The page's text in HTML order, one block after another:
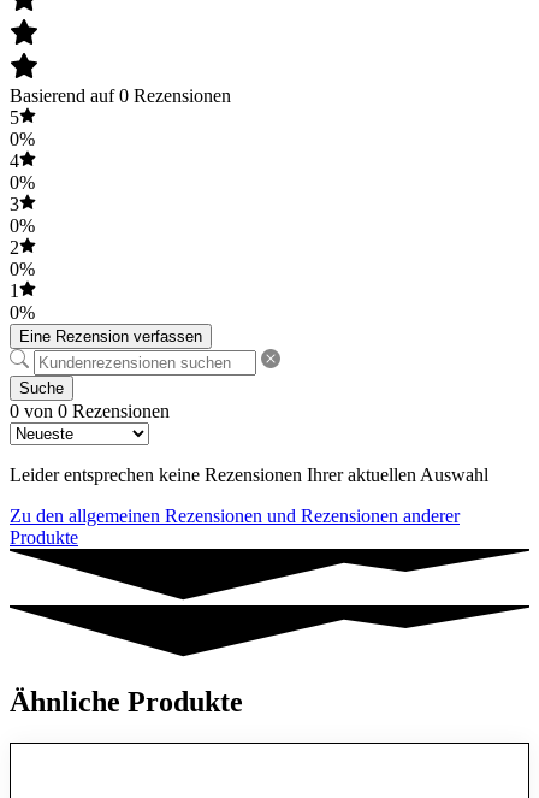
Basierend auf 0 Rezensionen
5
0%
4
0%
3
0%
2
0%
1
0%
Eine Rezension verfassen
Suche
0 von 0 Rezensionen
Leider entsprechen keine Rezensionen Ihrer aktuellen Auswahl
Zu den allgemeinen Rezensionen und Rezensionen anderer
Produkte
Ähnliche Produkte